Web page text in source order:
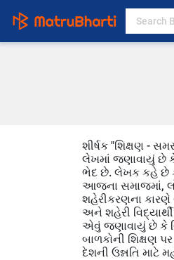
શીર્ષક "શિક્ષણ -
લેખમાં જણાવાયું છે કે
ભેદ છે. લેખક કહે છે કે
આજના સમાજમાં,
શહેરીકરણના કારણે
અને શહેરી
એવું જણાવાયું છે કે
બાળકોની શિક્ષણ
દેશની ઉન્નતિ માટે